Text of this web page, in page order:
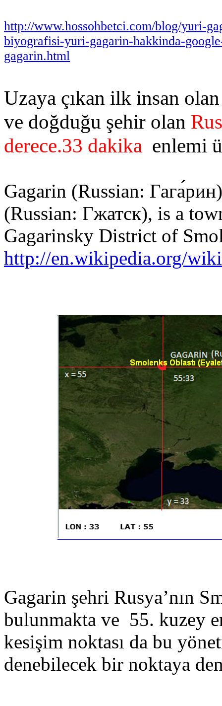
http://www.hossohbetci.com/blog/yuri-
biyografisi-yuri-gagarin-hakkinda-
gagarin.html
Uzaya çıkan ilk insan olan
ve doğduğu şehir olan
derece.33 dakika enlemi
Gagarin (Russian:
(Russian: Гжатск), is a
Gagarinsky District of
http://en.wikipedia.org/
Gagarin şehri Rusya’nın
bulunmakta ve 55. kuzey
kesişim noktası da bu
denebilecek bir noktaya